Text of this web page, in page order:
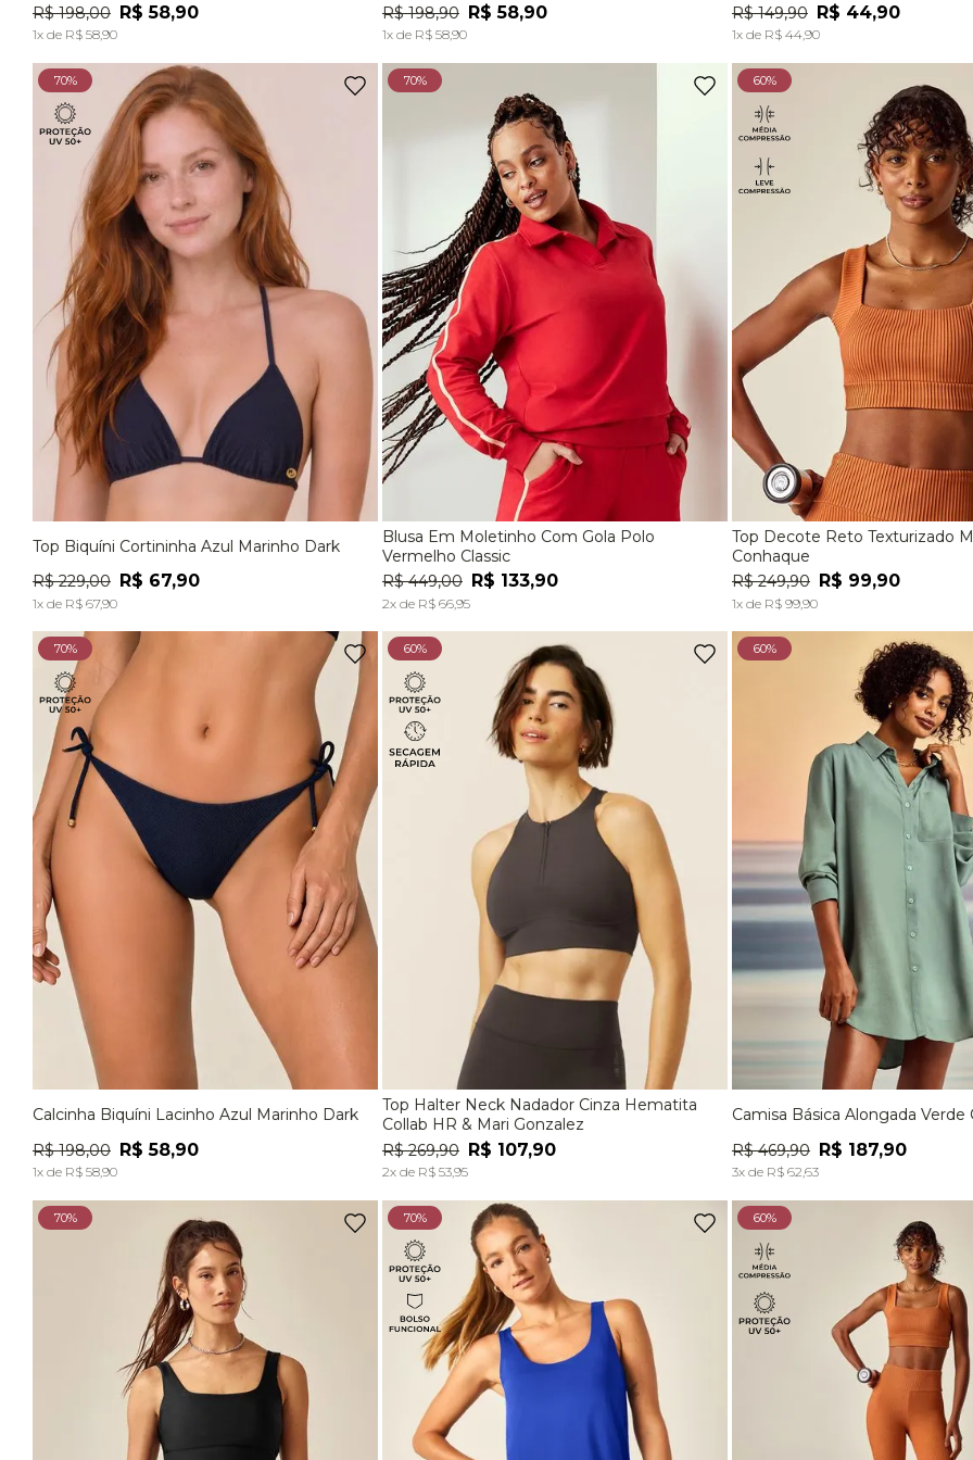
ADICIONAR À SACOLA
R$ 198,00 R$ 58,90
1x de R$ 58,90
ADICIONAR À SACOLA
R$ 198,90 R$ 58,90
1x de R$ 58,90
ADICIONAR À
R$ 149,90 R$ 44,90
1x de R$ 44,90
70%
P M G
ADICIONAR À SACOLA
Top Biquíni Cortininha Azul Marinho Dark
R$ 229,00 R$ 67,90
1x de R$ 67,90
70%
P M
ADICIONAR À SACOLA
Blusa Em Moletinho Com Gola Polo
Vermelho Classic
R$ 449,00 R$ 133,90
2x de R$ 66,95
60%
P
ADICIONAR À
Top Decote Reto Texturizado
Conhaque
R$ 249,90 R$ 99,90
1x de R$ 99,90
70%
P M G
ADICIONAR À SACOLA
Calcinha Biquíni Lacinho Azul Marinho Dark
R$ 198,00 R$ 58,90
1x de R$ 58,90
60%
M
P
ADICIONAR À SACOLA
Top Halter Neck Nadador Cinza Hematita
Collab HR & Mari Gonzalez
R$ 269,90 R$ 107,90
2x de R$ 53,95
60%
M
P
ADICIONAR À
Camisa Básica Alongada Verde
R$ 469,90 R$ 187,90
3x de R$ 62,63
70% 70% 60%